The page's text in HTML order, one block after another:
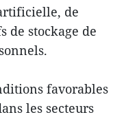
de
de stockage de
favorables
les secteurs